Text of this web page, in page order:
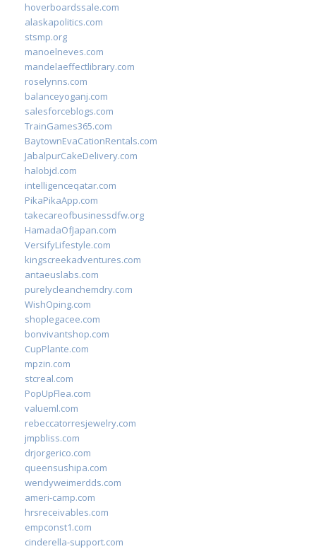
hoverboardssale.com
alaskapolitics.com
stsmp.org
manoelneves.com
mandelaeffectlibrary.com
roselynns.com
balanceyoganj.com
salesforceblogs.com
TrainGames365.com
BaytownEvaCationRentals.com
JabalpurCakeDelivery.com
halobjd.com
intelligenceqatar.com
PikaPikaApp.com
takecareofbusinessdfw.org
HamadaOfJapan.com
VersifyLifestyle.com
kingscreekadventures.com
antaeuslabs.com
purelycleanchemdry.com
WishOping.com
shoplegacee.com
bonvivantshop.com
CupPlante.com
mpzin.com
stcreal.com
PopUpFlea.com
valueml.com
rebeccatorresjewelry.com
jmpbliss.com
drjorgerico.com
queensushipa.com
wendyweimerdds.com
ameri-camp.com
hrsreceivables.com
empconst1.com
cinderella-support.com